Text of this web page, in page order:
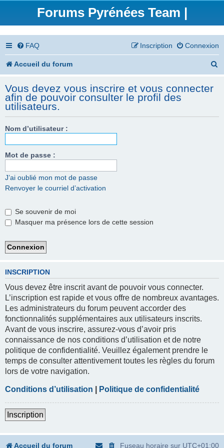
Forums Pyrénées Team |
FAQ Connexion
Inscription
Accueil du forum
Vous devez vous inscrire et vous connecter
afin de pouvoir consulter le profil des
utilisateurs.
Nom d’utilisateur :
Mot de passe :
J’ai oublié mon mot de passe
Renvoyer le courriel d’activation
Se souvenir de moi
Masquer ma présence lors de cette session
INSCRIPTION
Vous devez être inscrit avant de pouvoir vous connecter.
L’inscription est rapide et vous offre de nombreux avantages.
Les administrateurs du forum peuvent accorder des
fonctionnalités supplémentaires aux utilisateurs inscrits.
Avant de vous inscrire, assurez-vous d’avoir pris
connaissance de nos conditions d’utilisation et de notre
politique de confidentialité. Veuillez également prendre le
temps de consulter attentivement toutes les règles du forum
lors de votre navigation.
Conditions d’utilisation Politique de confidentialité
Inscription
Accueil du forum Fuseau horaire sur UTC+01:00